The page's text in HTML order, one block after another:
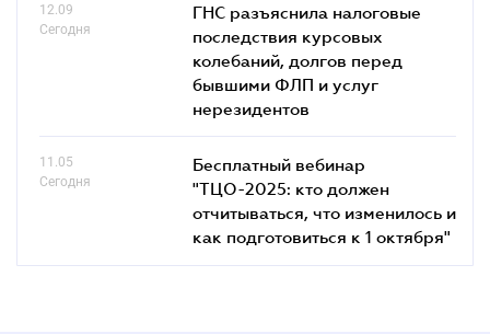
12.09
Сегодня
ГНС разъяснила налоговые
последствия курсовых
колебаний, долгов перед
бывшими ФЛП и услуг
нерезидентов
11.05
Сегодня
Бесплатный вебинар
"ТЦО-2025: кто должен
отчитываться, что изменилось и
как подготовиться к 1 октября"